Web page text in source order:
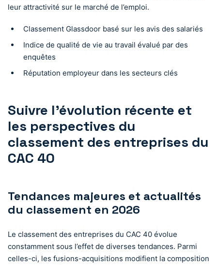
leur attractivité sur le marché de l’emploi.
Classement Glassdoor basé sur les avis des salariés
Indice de qualité de vie au travail évalué par des
enquêtes
Réputation employeur dans les secteurs clés
Suivre l’évolution récente et
les perspectives du
classement des entreprises du
CAC 40
Tendances majeures et actualités
du classement en 2026
Le classement des entreprises du CAC 40 évolue
constamment sous l’effet de diverses tendances. Parmi
celles-ci, les fusions-acquisitions modifient la composition